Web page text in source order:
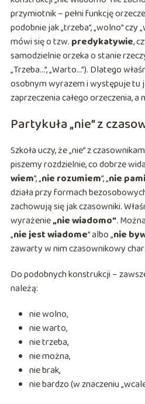
przymiotnik – pełni funkcję
podobnie jak „trzeba”, „wolno”
mówi się o tzw. predykatywie,
samodzielnie orzeka o stanie
„Trzeba…”, „Warto…”). Dlatego
osobnym wyrazem i występuje tu
zaprzeczenia całego orzeczenia, a
Partykuła „nie” z
Szkoła uczy, że „nie” z
piszemy rozdzielnie, co dobrze
wiem”, „nie rozumiem”, „nie
działa przy formach
zachowują się jak czasowniki.
wyrażenie„nie wiadomo”.
„nie jest wiadome” albo „nie
zawarty w nim czasownikowy
Do podobnych konstrukcji –
należą:
nie wolno,
nie warto,
nie trzeba,
nie można,
nie brak,
nie bardzo (w znaczeniu